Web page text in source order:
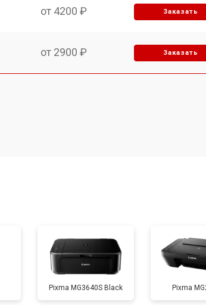
от 4200 ₽ Заказать
от 2900 ₽ Заказать
от 3500 ₽ Заказать
от 2800 ₽ Заказать
Pixma MG3640S Black Pixma